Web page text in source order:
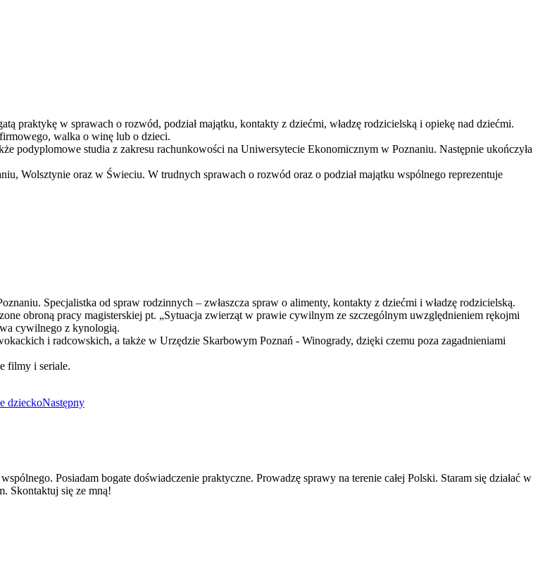
praktykę w sprawach o rozwód, podział majątku, kontakty z dziećmi, władzę rodzicielską i opiekę nad dziećmi.
walka o winę lub o dzieci.
podyplomowe studia z zakresu rachunkowości na Uniwersytecie Ekonomicznym w Poznaniu. Następnie ukończyła
Wolsztynie oraz w Świeciu. W trudnych sprawach o rozwód oraz o podział majątku wspólnego reprezentuje
Specjalistka od spraw rodzinnych – zwłaszcza spraw o alimenty, kontakty z dziećmi i władzę rodzicielską.
obroną pracy magisterskiej pt. „Sytuacja zwierząt w prawie cywilnym ze szczególnym uwzględnieniem rękojmi
cywilnego z kynologią.
i radcowskich, a także w Urzędzie Skarbowym Poznań - Winogrady, dzięki czemu poza zagadnieniami
filmy i seriale.
dzieckoNastępny
Posiadam bogate doświadczenie praktyczne. Prowadzę sprawy na terenie całej Polski. Staram się działać w
Skontaktuj się ze mną!